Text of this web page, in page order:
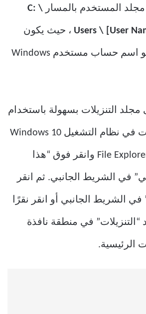
المستخدم بالمسار C: \
Users \ [User ، حيث يكون
هو اسم حساب مستخدم Windows
مجلد التنزيلات بسهولة باستخدام
مستكشف الملفات في نظام التشغيل Windows 10
أو 11. أولاً ، افتح File Explorer وانقر فوق “هذا
في الشريط الجانبي. ثم انقر
في الشريط الجانبي أو انقر نقرًا
في منطقة نافذة
الرئيسية.